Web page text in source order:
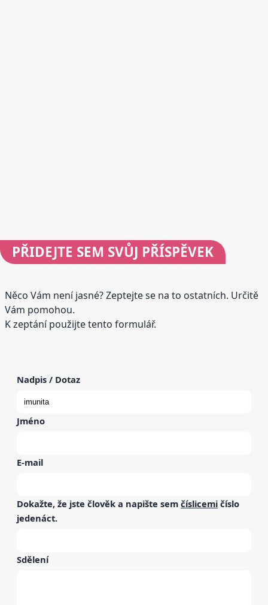
PŘIDEJTE SEM SVŮJ PŘÍSPĚVEK
Něco Vám není jasné? Zeptejte se na to ostatních. Určitě
Vám pomohou.
K zeptání použijte tento formulář.
Nadpis / Dotaz
Jméno
E-mail
Dokažte, že jste člověk a napište sem číslicemi číslo
jedenáct.
Sdělení